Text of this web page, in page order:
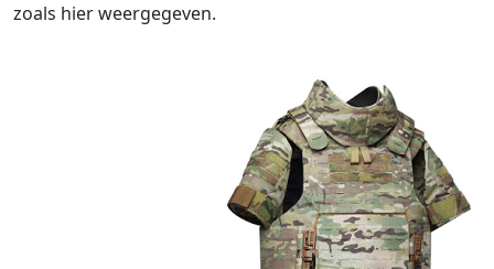
zoals hier weergegeven.